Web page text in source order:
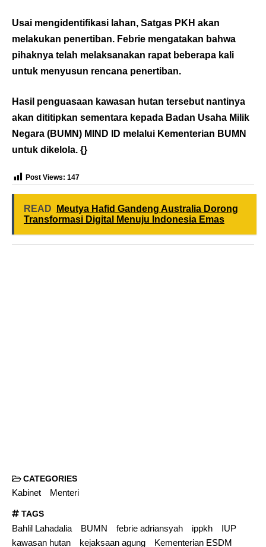
Usai mengidentifikasi lahan, Satgas PKH akan
melakukan penertiban. Febrie mengatakan bahwa
pihaknya telah melaksanakan rapat beberapa kali
untuk menyusun rencana penertiban.
Hasil penguasaan kawasan hutan tersebut nantinya
akan dititipkan sementara kepada Badan Usaha Milik
Negara (BUMN) MIND ID melalui Kementerian BUMN
untuk dikelola. {}
Post Views: 147
READ
Meutya Hafid Gandeng Australia Dorong
Transformasi Digital Menuju Indonesia Emas
CATEGORIES
Kabinet Menteri
TAGS
Bahlil Lahadalia BUMN febrie adriansyah ippkh
IUP
kawasan hutan
kejaksaan agung Kementerian ESDM